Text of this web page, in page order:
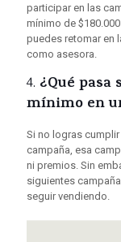
participar en las
mínimo de
puedes retomar en
como asesora.
4. ¿Qué
mínimo en
Si no logras
campaña, esa
ni premios. Sin
siguientes
seguir vendiendo.